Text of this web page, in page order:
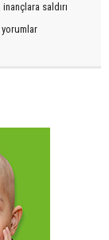
saldırı
yorumlar